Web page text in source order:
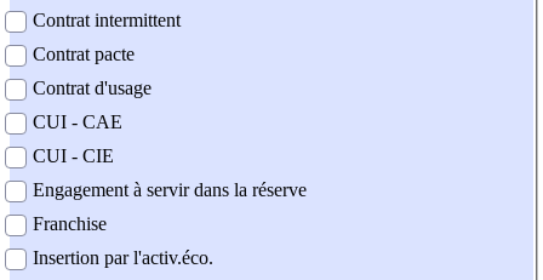
Contrat intermittent
Contrat pacte
Contrat d'usage
CUI - CAE
CUI - CIE
Engagement à servir dans la réserve
Franchise
Insertion par l'activ.éco.